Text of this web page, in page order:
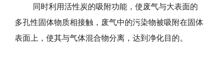
同时利用活性炭的吸附功能，使废气与大表面的
多孔性固体物质相接触，废气中的污染物被吸附在固体
表面上，使其与气体混合物分离，达到净化目的。